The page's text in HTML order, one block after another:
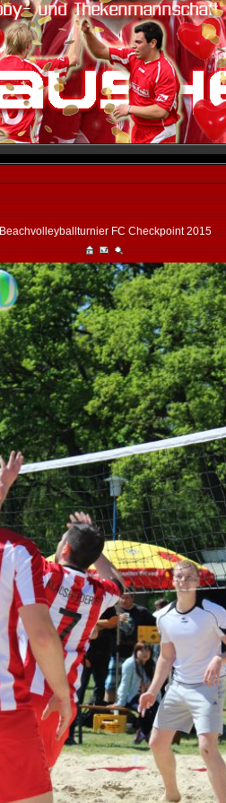
Beachvolleyballturnier FC Checkpoint 2015